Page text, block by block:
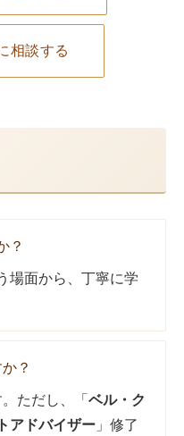
相談する
？
場面から、丁寧に学
？
ただし、「 ベル・ク
アドバイザー 」修了